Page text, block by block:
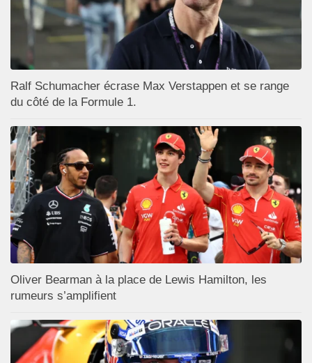
Ralf Schumacher écrase Max Verstappen et se range
du côté de la Formule 1.
Oliver Bearman à la place de Lewis Hamilton, les
rumeurs s’amplifient